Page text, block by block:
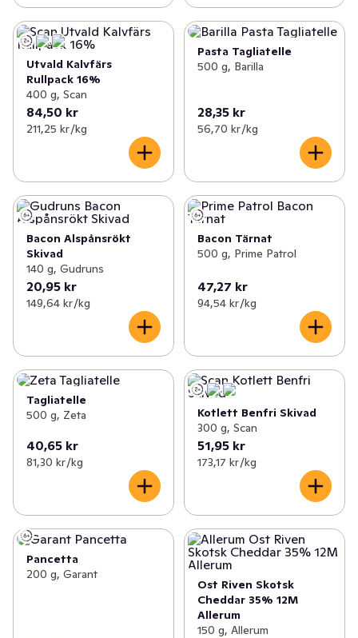
Utvald Kalvfärs
Rullpack 16%
400 g, Scan
84,50 kr
211,25 kr /kg
Pasta Tagliatelle
500 g, Barilla
28,35 kr
56,70 kr /kg
Bacon Alspånsrökt
Skivad
140 g, Gudruns
20,95 kr
149,64 kr /kg
Bacon Tärnat
500 g, Prime Patrol
47,27 kr
94,54 kr /kg
Tagliatelle
500 g, Zeta
40,65 kr
81,30 kr /kg
Kotlett Benfri Skivad
300 g, Scan
51,95 kr
173,17 kr /kg
Pancetta
200 g, Garant
Ost Riven Skotsk
Cheddar 35% 12M
Allerum
150 g, Allerum